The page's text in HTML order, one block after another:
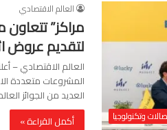
وتكنولوجيا
العالم الاقتصادي
مراكز”
لتقديم عروض
العالم الاقتصادي –
المشروعات متعددة
العديد من الجوائز
أكمل القراءة »